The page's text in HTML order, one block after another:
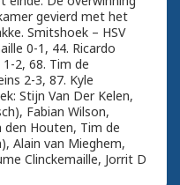
gevierd met het
Smitshoek – HSV
0-1, 44. Ricardo
2, 68. Tim de
2-3, 87. Kyle
Stijn Van Der Kelen,
Fabian Wilson,
den Houten, Tim de
Alain van Mieghem,
Clinckemaille, Jorrit D